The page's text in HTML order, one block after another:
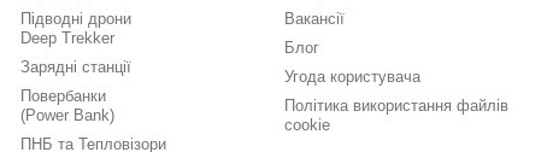
Підводні дрони
Deep Trekker
Зарядні станції
Повербанки
(Power Bank)
ПНБ та Тепловізори
Вакансії
Блог
Угода користувача
Політика використання файлів
cookie